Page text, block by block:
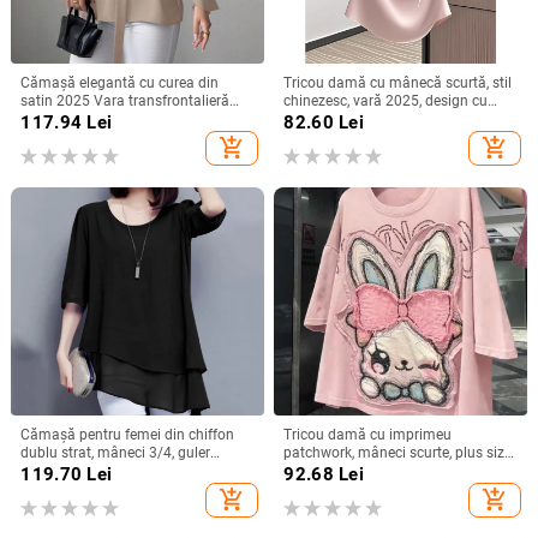
Cămașă elegantă cu curea din
satin 2025 Vara transfrontalieră
Îmbrăcăminte pentru femei
Aliexpress Amazon Casual Confort
Independent Station
117.94 Lei
add_shopping_cart
Tricou damă cu mânecă scurtă, stil
chinezesc, vară 2025, design cu
funda și bretele, croială Slim, top
82.60 Lei
add_shopping_cart
Cămașă pentru femei din chiffon
dublu strat, mâneci 3/4, guler
rotund, croială lejeră, lungime
119.70 Lei
add_shopping_cart
Tricou damă cu imprimeu
patchwork, mâneci scurte, plus size,
croială lejeră, vară 2025
92.68 Lei
add_shopping_cart